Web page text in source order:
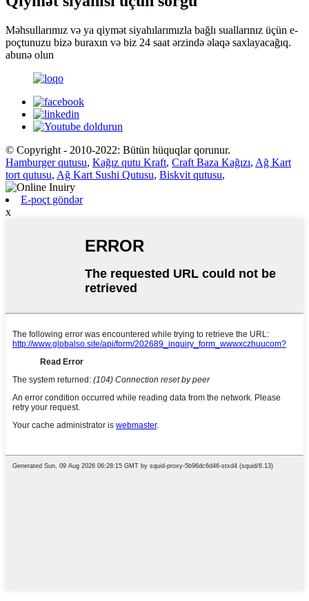
Məhsullarımız və ya qiymət siyahılarımızla bağlı suallarınız üçün e-
poçtunuzu bizə buraxın və biz 24 saat ərzində əlaqə saxlayacağıq.
abunə olun
© Copyright - 2010-2022: Bütün hüquqlar qorunur.
Hamburger qutusu, Kağız qutu Kraft, Craft Baza Kağızı, Ağ Kart
tort qutusu, Ağ Kart Sushi Qutusu, Biskvit qutusu,
E-poçt göndər
x